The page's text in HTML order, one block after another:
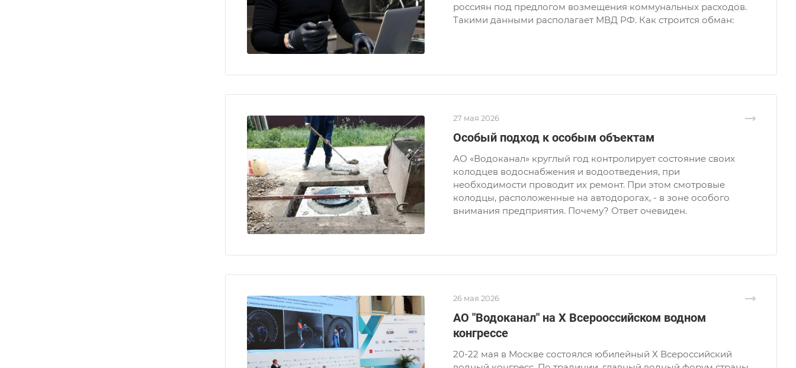
россиян под предлогом возмещения коммунальных расходов.
Такими данными располагает МВД РФ. Как строится обман:
27 мая 2026
Особый подход к особым объектам
АО «Водоканал» круглый год контролирует состояние своих
колодцев водоснабжения и водоотведения, при
необходимости проводит их ремонт. При этом смотровые
колодцы, расположенные на автодорогах, - в зоне особого
внимания предприятия. Почему? Ответ очевиден.
26 мая 2026
АО "Водоканал" на Х Всерооссийском водном
конгрессе
20-22 мая в Москве состоялся юбилейный Х Всероссийский